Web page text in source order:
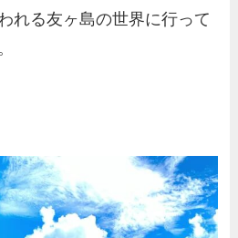
れる友ヶ島の世界に行って